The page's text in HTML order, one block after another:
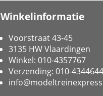
Winkelinformatie
Voorstraat 43-45
3135 HW Vlaardingen
Winkel: 010-4357767
Verzending: 010-4344644